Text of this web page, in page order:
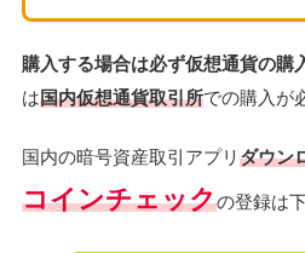
購入する場合は必ず仮想通貨の購
は国内仮想通貨取引所での購入が
国内の暗号資産取引アプリ ダウン
コインチェックの登録は